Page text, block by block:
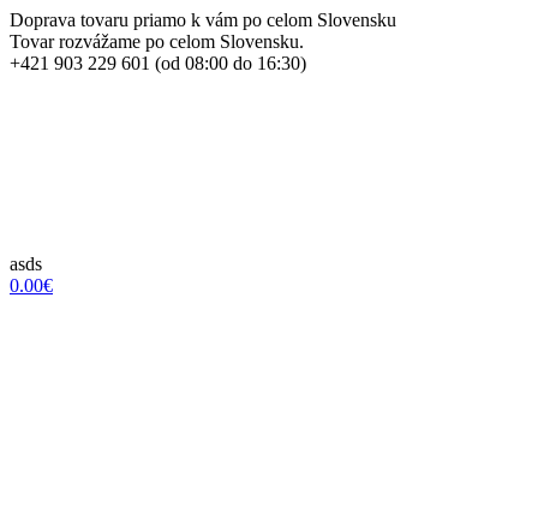
Doprava tovaru priamo k vám po celom Slovensku
Tovar rozvážame po celom Slovensku.
+421 903 229 601 (od 08:00 do 16:30)
asds
0.00€